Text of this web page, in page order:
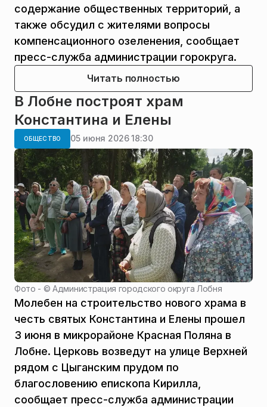
содержание общественных территорий, а
также обсудил с жителями вопросы
компенсационного озеленения, сообщает
пресс-служба администрации горокруга.
Читать полностью
В Лобне построят храм
Константина и Елены
ОБЩЕСТВО 05 июня 2026 18:30
Фото - ©Администрация городского округа Лобня
Молебен на строительство нового храма в
честь святых Константина и Елены прошел
3 июня в микрорайоне Красная Поляна в
Лобне. Церковь возведут на улице Верхней
рядом с Цыганским прудом по
благословению епископа Кирилла,
сообщает пресс-служба администрации